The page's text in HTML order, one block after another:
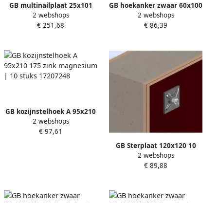
GB multinailplaat 25x101
sendzimir verzinkt etiket |
1200 stuks 07280B001
2 webshops
€ 251,68
GB hoekanker zwaar 60x100
70x6.0 slobgat sendzimir
verzinkt | 30 stuks
2 webshops
€ 86,39
GB kozijnstelhoek A 95x210
175 zink magnesium | 10
stuks 17207248
2 webshops
€ 97,61
GB Sterplaat 120x120 10
verzinkt | 20 stuks 84810
2 webshops
€ 89,88